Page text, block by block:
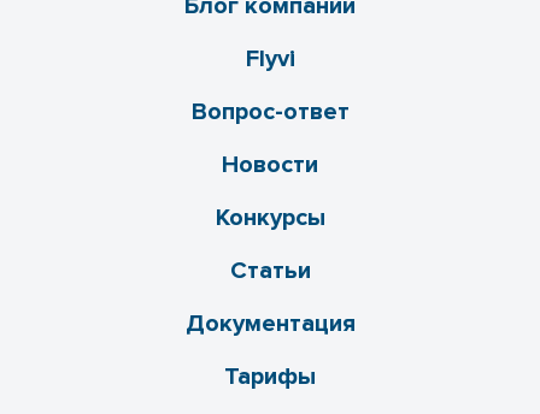
Блог компании
Flyvi
Вопрос-ответ
Новости
Конкурсы
Статьи
Документация
Тарифы